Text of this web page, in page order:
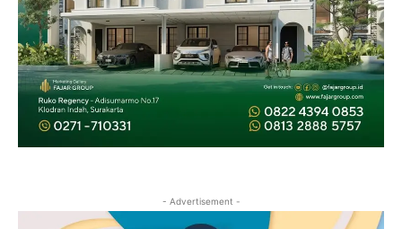
- Advertisement -